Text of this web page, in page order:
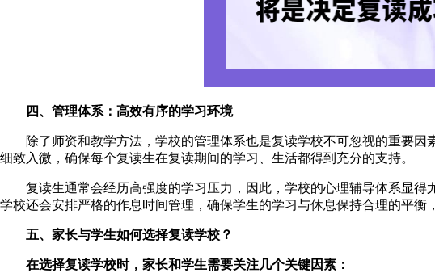
四、管理体系：高效有序的学习环境
除了师资和教学方法，学校的管理体系也是复读学校不可忽视的重要因
细致入微，确保每个复读生在复读期间的学习、生活都得到充分的支持。
复读生通常会经历高强度的学习压力，因此，学校的心理辅导体系显得
学校还会安排严格的作息时间管理，确保学生的学习与休息保持合理的平衡
五、家长与学生如何选择复读学校？
在选择复读学校时，家长和学生需要关注几个关键因素：